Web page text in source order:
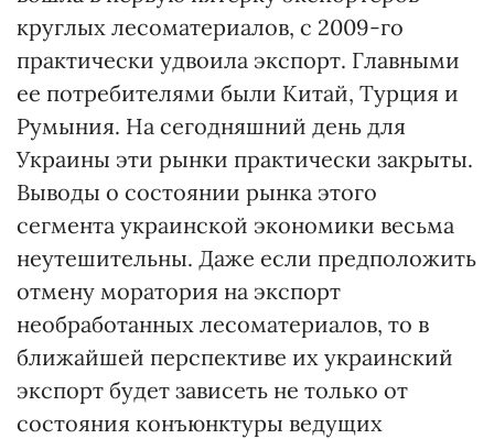
круглых лесоматериалов, с 2009-го
практически удвоила экспорт. Главными
ее потребителями были Китай, Турция и
Румыния. На сегодняшний день для
Украины эти рынки практически закрыты.
Выводы о состоянии рынка этого
сегмента украинской экономики весьма
неутешительны. Даже если предположить
отмену моратория на экспорт
необработанных лесоматериалов, то в
ближайшей перспективе их украинский
экспорт будет зависеть не только от
состояния конъюнктуры ведущих